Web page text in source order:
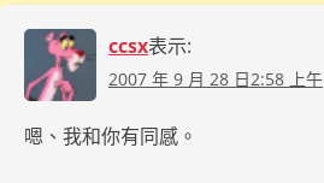
ccsx表示:
2007 年 9 月 28 日2:58 上午
嗯、我和你有同感。